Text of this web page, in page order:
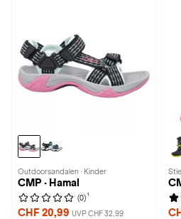
Outdoorsandalen · Kinder
CMP · Hamal
(0) 1
CHF 20,99 UVP CHF 32,99